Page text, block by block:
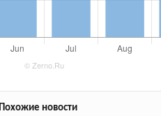
Похожие новости